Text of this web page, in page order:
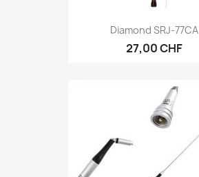
Diamond SRJ-77CA
27,00 CHF